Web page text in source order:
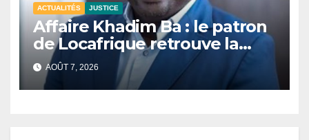
ACTUALITÉS JUSTICE
Affaire Khadim Ba : le patron
de Locafrique retrouve la
liberté.
AOÛT 7, 2026